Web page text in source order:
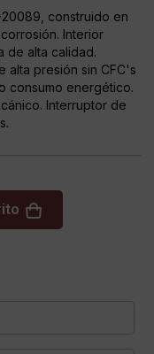
construido en
Interior
de alta calidad.
alta presión sin CFC's
consumo energético.
Interruptor de